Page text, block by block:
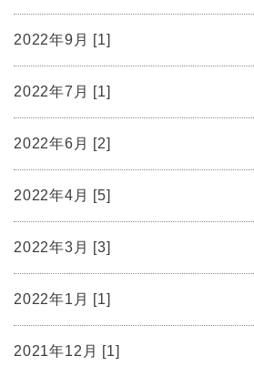
2022年9月 [1]
2022年7月 [1]
2022年6月 [2]
2022年4月 [5]
2022年3月 [3]
2022年1月 [1]
2021年12月 [1]